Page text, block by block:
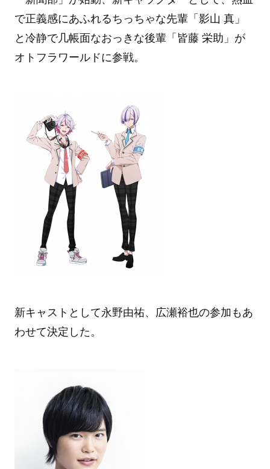
で正義感にあふれるちっちゃな先輩「影山 真」
と冷静で几帳面なおっきな後輩「皆藤 栄助」が
オトフラワールドに参戦。
新キャストとして永野由祐、広瀬裕也の参加もあ
わせて決定した。